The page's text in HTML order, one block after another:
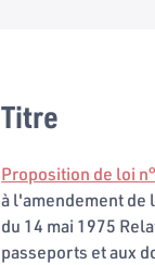
Titre
Proposition de loi
à l'amendement de
du 14 mai 1975
passeports et aux